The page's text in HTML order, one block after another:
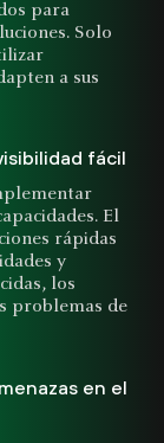
para
Solo
a sus
fácil
El
rápidas
y
los
problemas de
en el